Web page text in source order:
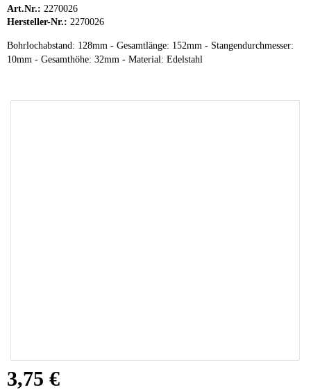
Art.Nr.: 2270026
Hersteller-Nr.: 2270026
Bohrlochabstand: 128mm - Gesamtlänge: 152mm - Stangendurchmesser:
10mm - Gesamthöhe: 32mm - Material: Edelstahl
3,75 €